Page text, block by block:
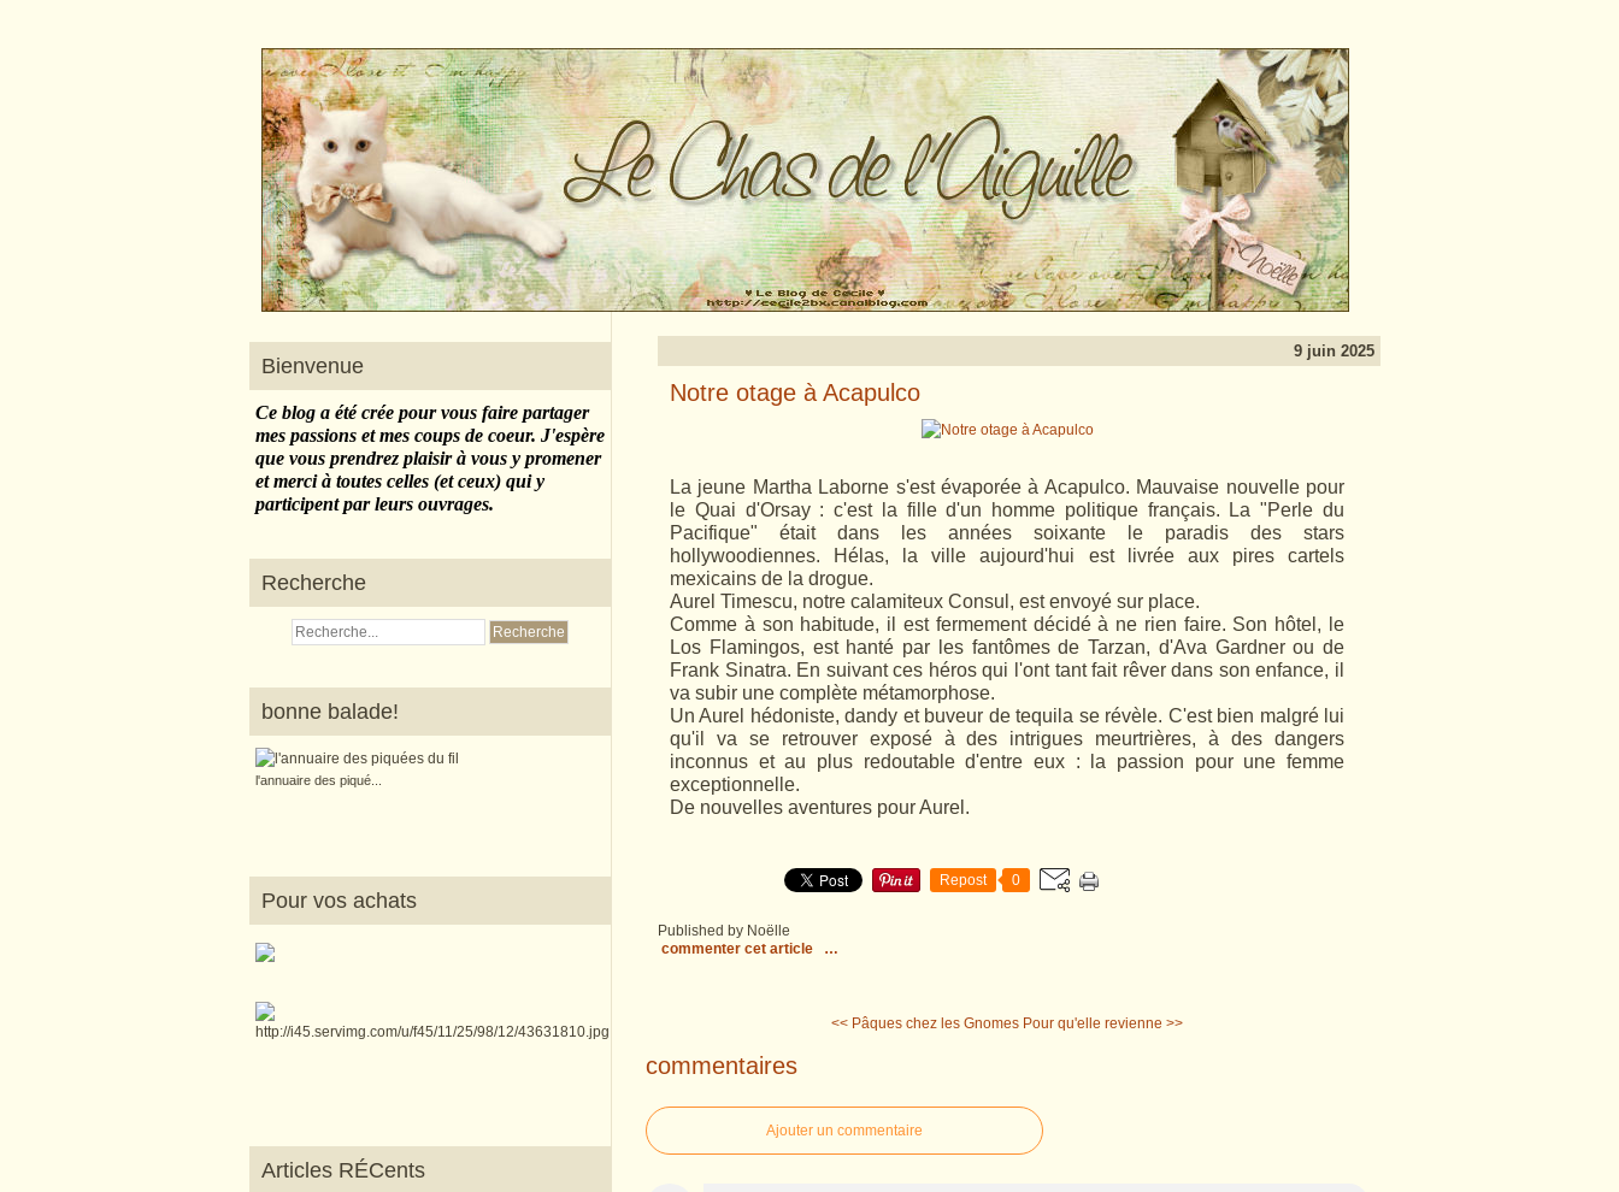
Bienvenue
Ce blog a été crée pour vous faire partager
mes passions et mes coups de coeur. J'espère
que vous prendrez plaisir à vous y promener
et merci à toutes celles (et ceux) qui y
participent par leurs ouvrages.
Recherche
bonne balade!
l'annuaire des piqué...
Pour vos achats
Articles RÉCents
9 juin 2025
Notre otage à Acapulco
La jeune Martha Laborne s'est évaporée à Acapulco. Mauvaise nouvelle pour
le Quai d'Orsay : c'est la fille d'un homme politique français. La "Perle du
Pacifique" était dans les années soixante le paradis des stars
hollywoodiennes. Hélas, la ville aujourd'hui est livrée aux pires cartels
mexicains de la drogue.
Aurel Timescu, notre calamiteux Consul, est envoyé sur place.
Comme à son habitude, il est fermement décidé à ne rien faire. Son hôtel, le
Los Flamingos, est hanté par les fantômes de Tarzan, d'Ava Gardner ou de
Frank Sinatra. En suivant ces héros qui l'ont tant fait rêver dans son enfance, il
va subir une complète métamorphose.
Un Aurel hédoniste, dandy et buveur de tequila se révèle. C'est bien malgré lui
qu'il va se retrouver exposé à des intrigues meurtrières, à des dangers
inconnus et au plus redoutable d'entre eux : la passion pour une femme
exceptionnelle.
De nouvelles aventures pour Aurel.
Repost 0
Published by Noëlle
commenter cet article
…
<< Pâques chez les Gnomes Pour qu'elle revienne >>
commentaires
Ajouter un commentaire